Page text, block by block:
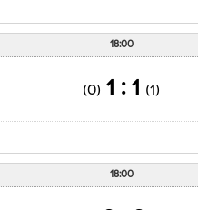
18:00
(1)
1 : 1
(0)
18:00